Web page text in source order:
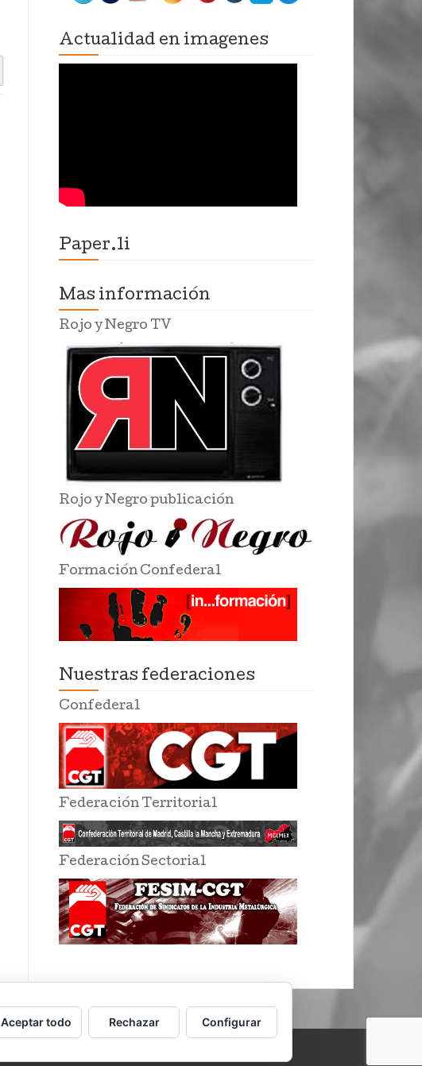
Actualidad en imagenes
Paper.li
Mas información
Rojo y Negro TV
Rojo y Negro publicación
Formación Confederal
Nuestras federaciones
Confederal
Federación Territorial
Federación Sectorial
Aceptar todo Rechazar Configurar